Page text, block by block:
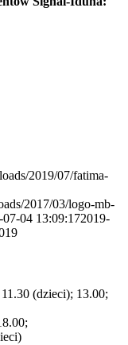
2019/07/fatima-
2017/03/logo-mb-
07-04 13:09:172019-
(dzieci); 13.00;